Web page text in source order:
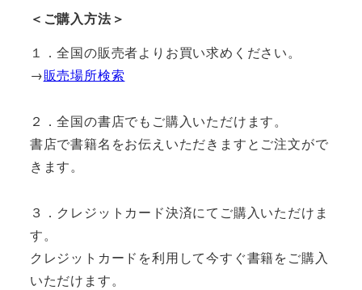
＜ご購入方法＞
１．全国の販売者よりお買い求めください。
→販売場所検索
２．全国の書店でもご購入いただけます。
書店で書籍名をお伝えいただきますとご注文がで
きます。
３．クレジットカード決済にてご購入いただけま
す。
クレジットカードを利用して今すぐ書籍をご購入
いただけます。